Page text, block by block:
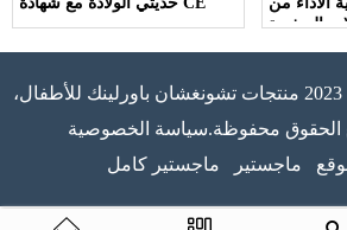
الصغيرة
حقوق الطبع والنشر @ 2023 منتجات تشونغشان باورلينك للأطفال،
الحقوق محفوظة.سياسة الخصوصية
ماجستير ماجستير كامل